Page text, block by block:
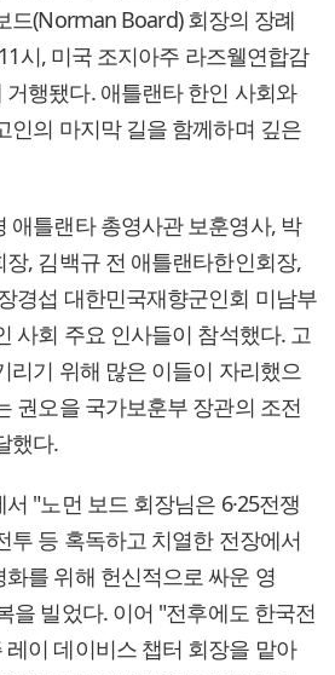
드(Norman Board) 회장의 장례
시, 미국 조지아주 라즈웰연합감
행됐다. 애틀랜타 한인 사회와
인의 마지막 길을 함께하며 깊은
애틀랜타 총영사관 보훈영사, 박
, 김백규 전 애틀랜타한인회장,
경섭 대한민국재향군인회 미남부
사회 주요 인사들이 참석했다. 고
리기 위해 많은 이들이 자리했으
권오을 국가보훈부 장관의 조전
했다.
"노먼 보드 회장님은 6·25전쟁
투 등 혹독하고 치열한 전장에서
를 위해 헌신적으로 싸운 영
을 빌었다. 이어 "전후에도 한국전
이 데이비스 챕터 회장을 맡아